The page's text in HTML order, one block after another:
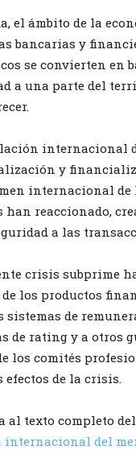
el ámbito de la
bancarias y
se convierten en
a una parte del
internacional
y
internacional de
han reaccionado,
a las
crisis subprime
los productos
sistemas de
de rating y a otros
los comités
efectos de la crisis.
al texto completo del
del